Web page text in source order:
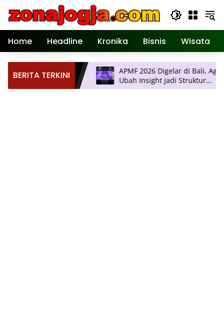
Home Headline Kronika Bisnis Wisata
BERITA TERKINI
Ilmiah
Hadirkan
Terkini
APMF 2026 Digelar di Bali,
Ubah Insight jadi Struktur
Pengambilan Keputusan